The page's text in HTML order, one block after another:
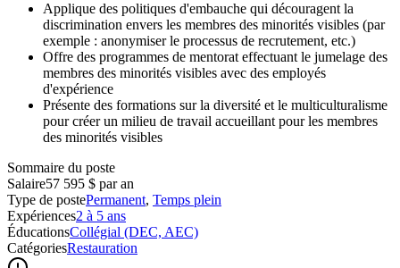
Applique des politiques d'embauche qui découragent la
discrimination envers les membres des minorités visibles (par
exemple : anonymiser le processus de recrutement, etc.)
Offre des programmes de mentorat effectuant le jumelage des
membres des minorités visibles avec des employés
d'expérience
Présente des formations sur la diversité et le multiculturalisme
pour créer un milieu de travail accueillant pour les membres
des minorités visibles
Sommaire du poste
Salaire57 595 $ par an
Type de postePermanent, Temps plein
Expériences2 à 5 ans
ÉducationsCollégial (DEC, AEC)
CatégoriesRestauration